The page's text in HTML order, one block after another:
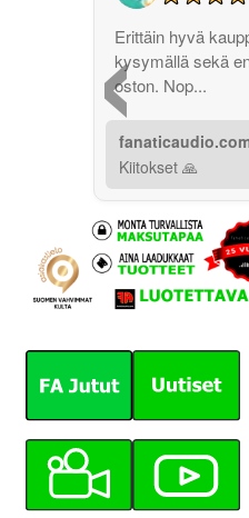
‹
Erittäin hyvä
kysymällä sekä
oston. Nop...
Kiitokset 🙏